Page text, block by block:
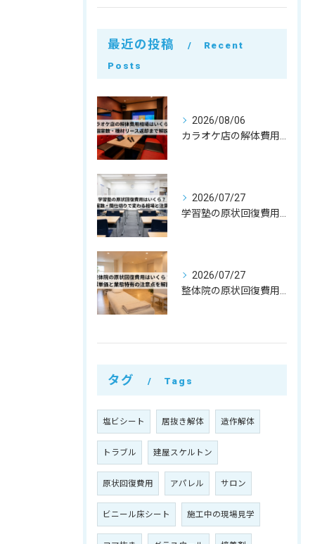
最近の投稿
Recent
Posts
2026/08/06
2026/07/27
2026/07/27
タグ Tags
塩ビシート 居抜き解体 造作解体
トラブル 建屋スケルトン
原状回復費用 アパレル サロン
ビニール床シート 施工中の現場見学